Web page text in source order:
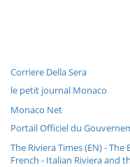
Corriere Della Sera
le petit journal Monaco
Monaco Net
Portail Officiel du
The Riviera Times (EN) -
French - Italian Riviera and